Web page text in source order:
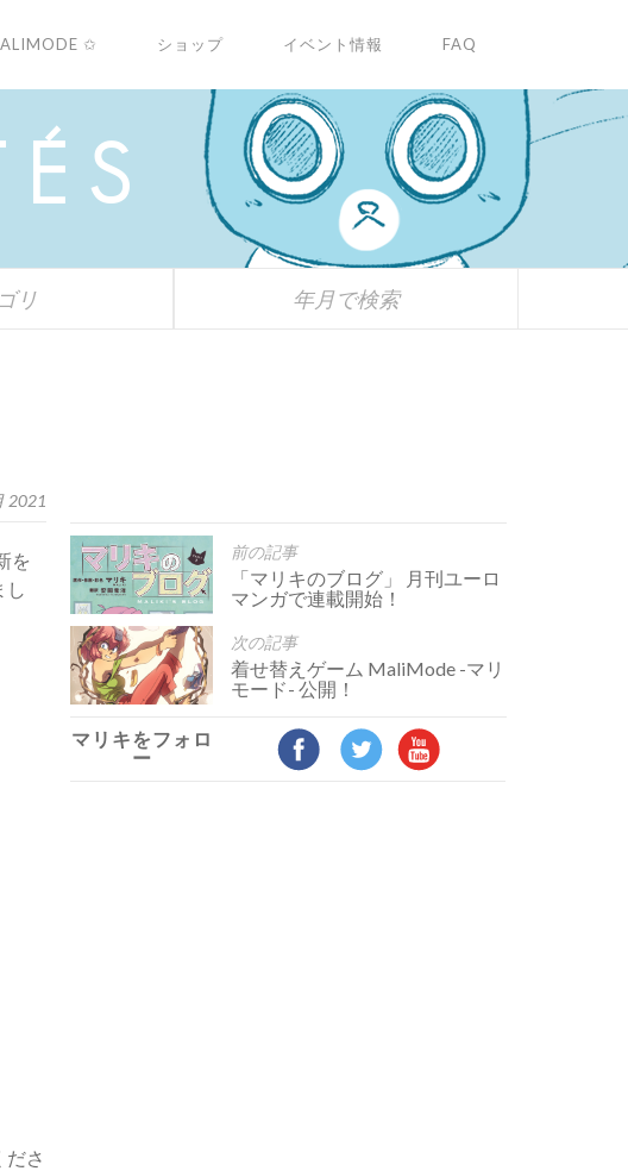
✩ ショップ イベント情報 FAQ
É S
リ 年月で検索
2021
を
し
さ
前の記事
「マリキのブログ」 月刊ユーロ
マンガで連載開始！
次の記事
着せ替えゲーム MaliMode -マリ
モード- 公開！
マリキをフォロ
ー